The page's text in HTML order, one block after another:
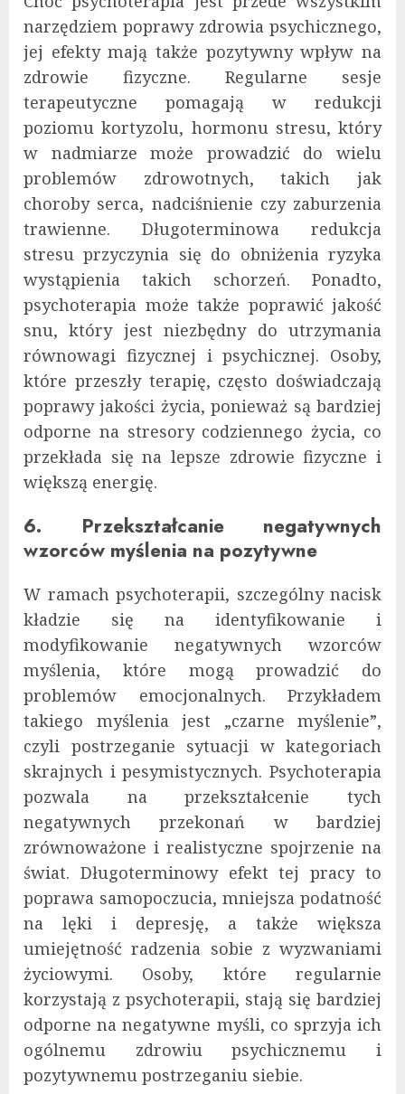
narzędziem poprawy zdrowia psychicznego,
jej efekty mają także pozytywny wpływ na
zdrowie fizyczne. Regularne sesje
terapeutyczne pomagają w redukcji
poziomu kortyzolu, hormonu stresu, który
w nadmiarze może prowadzić do wielu
problemów zdrowotnych, takich jak
choroby serca, nadciśnienie czy zaburzenia
trawienne. Długoterminowa redukcja
stresu przyczynia się do obniżenia ryzyka
wystąpienia takich schorzeń. Ponadto,
psychoterapia może także poprawić jakość
snu, który jest niezbędny do utrzymania
równowagi fizycznej i psychicznej. Osoby,
które przeszły terapię, często doświadczają
poprawy jakości życia, ponieważ są bardziej
odporne na stresory codziennego życia, co
przekłada się na lepsze zdrowie fizyczne i
większą energię.
6. Przekształcanie negatywnych
wzorców myślenia na pozytywne
W ramach psychoterapii, szczególny nacisk
kładzie się na identyfikowanie i
modyfikowanie negatywnych wzorców
myślenia, które mogą prowadzić do
problemów emocjonalnych. Przykładem
takiego myślenia jest „czarne myślenie”,
czyli postrzeganie sytuacji w kategoriach
skrajnych i pesymistycznych. Psychoterapia
pozwala na przekształcenie tych
negatywnych przekonań w bardziej
zrównoważone i realistyczne spojrzenie na
świat. Długoterminowy efekt tej pracy to
poprawa samopoczucia, mniejsza podatność
na lęki i depresję, a także większa
umiejętność radzenia sobie z wyzwaniami
życiowymi. Osoby, które regularnie
korzystają z psychoterapii, stają się bardziej
odporne na negatywne myśli, co sprzyja ich
ogólnemu zdrowiu psychicznemu i
pozytywnemu postrzeganiu siebie.